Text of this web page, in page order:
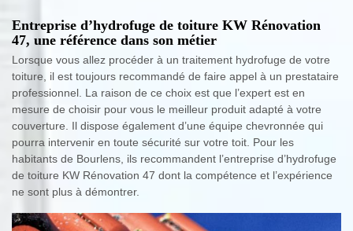
Entreprise d’hydrofuge de toiture KW Rénovation
47, une référence dans son métier
Lorsque vous allez procéder à un traitement hydrofuge de votre
toiture, il est toujours recommandé de faire appel à un prestataire
professionnel. La raison de ce choix est que l’expert est en
mesure de choisir pour vous le meilleur produit adapté à votre
couverture. Il dispose également d’une équipe chevronnée qui
pourra intervenir en toute sécurité sur votre toit. Pour les
habitants de Bourlens, ils recommandent l’entreprise d’hydrofuge
de toiture KW Rénovation 47 dont la compétence et l’expérience
ne sont plus à démontrer.